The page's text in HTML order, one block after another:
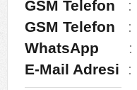
GSM Telefon
:
GSM Telefon
:
WhatsApp :
E-Mail Adresi
: